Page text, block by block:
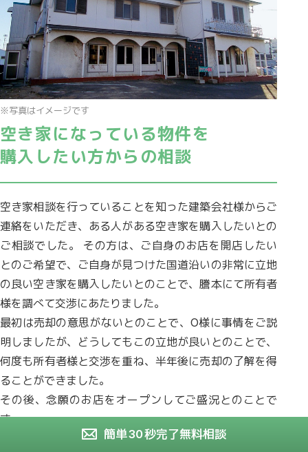
※写真はイメージです
空き家になっている物件を
購入したい方からの相談
空き家相談を行っていることを知った建築会社様からご
連絡をいただき、ある人がある空き家を購入したいとの
ご相談でした。 その方は、ご自身のお店を開店したい
とのご希望で、ご自身が見つけた国道沿いの非常に立地
の良い空き家を購入したいとのことで、謄本にて所有者
様を調べて交渉にあたりました。
最初は売却の意思がないとのことで、O様に事情をご説
明しましたが、どうしてもこの立地が良いとのことで、
何度も所有者様と交渉を重ね、半年後に売却の了解を得
ることができました。
その後、念願のお店をオープンしてご盛況とのことで
す。
簡単30秒完了無料相談